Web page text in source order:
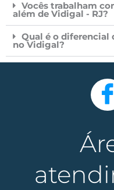
Vocês trabalham
além de Vidigal - RJ?
Qual é o diferencial
no Vidigal?